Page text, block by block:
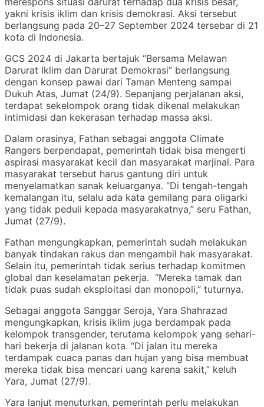
yakni krisis iklim dan krisis demokrasi. Aksi tersebut
berlangsung pada 20–27 September 2024 tersebar di 21
kota di Indonesia.
GCS 2024 di Jakarta bertajuk “Bersama Melawan
Darurat Iklim dan Darurat Demokrasi” berlangsung
dengan konsep pawai dari Taman Menteng sampai
Dukuh Atas, Jumat (24/9). Sepanjang perjalanan aksi,
terdapat sekelompok orang tidak dikenal melakukan
intimidasi dan kekerasan terhadap massa aksi.
Dalam orasinya, Fathan sebagai anggota Climate
Rangers berpendapat, pemerintah tidak bisa mengerti
aspirasi masyarakat kecil dan masyarakat marjinal. Para
masyarakat tersebut harus gantung diri untuk
menyelamatkan sanak keluarganya. “Di tengah-tengah
kemalangan itu, selalu ada kata gemilang para oligarki
yang tidak peduli kepada masyarakatnya,” seru Fathan,
Jumat (27/9).
Fathan mengungkapkan, pemerintah sudah melakukan
banyak tindakan rakus dan mengambil hak masyarakat.
Selain itu, pemerintah tidak serius terhadap komitmen
global dan keselamatan pekerja. “Mereka tamak dan
tidak puas sudah eksploitasi dan monopoli,” tuturnya.
Sebagai anggota Sanggar Seroja, Yara Shahrazad
mengungkapkan, krisis iklim juga berdampak pada
kelompok transgender, terutama kelompok yang sehari-
hari bekerja di jalanan kota. “Di jalan itu mereka
terdampak cuaca panas dan hujan yang bisa membuat
mereka tidak bisa mencari uang karena sakit,” keluh
Yara, Jumat (27/9).
Yara lanjut menuturkan, pemerintah perlu melakukan